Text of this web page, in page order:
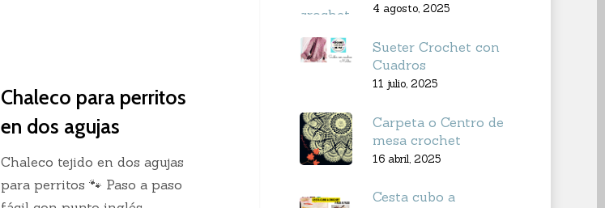
Chaleco para perritos
en dos agujas
Chaleco tejido en dos agujas
para perritos 🐾 Paso a paso
4 agosto, 2025
Sueter Crochet con
Cuadros
11 julio, 2025
Carpeta o Centro de
mesa crochet
16 abril, 2025
Cesta cubo a